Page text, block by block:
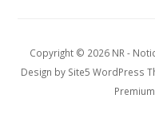
Copyright © 2026 NR -
Design by Site5 WordPress